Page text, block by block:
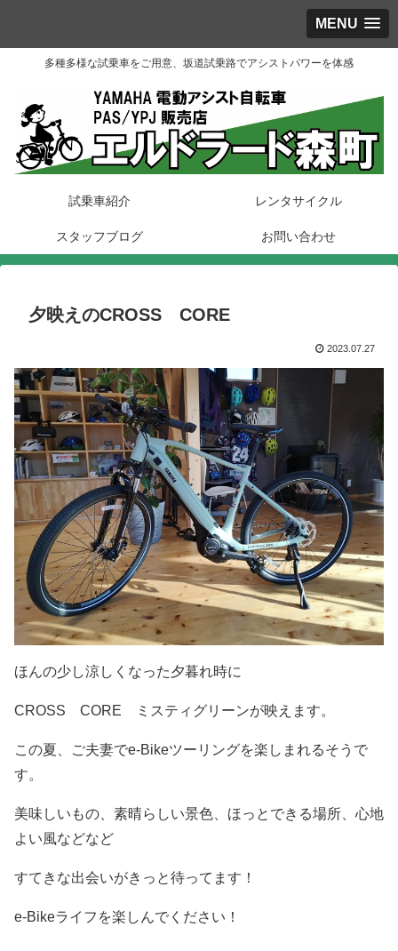
MENU
多種多様な試乗車をご用意、坂道試乗路でアシストパワーを体感
試乗車紹介 レンタサイクル
スタッフブログ お問い合わせ
夕映えのCROSS CORE
2023.07.27
ほんの少し涼しくなった夕暮れ時に
CROSS CORE ミスティグリーンが映えます。
この夏、ご夫妻でe-Bikeツーリングを楽しまれるそうで
す。
美味しいもの、素晴らしい景色、ほっとできる場所、心地
よい風などなど
すてきな出会いがきっと待ってます！
e-Bikeライフを楽しんでください！